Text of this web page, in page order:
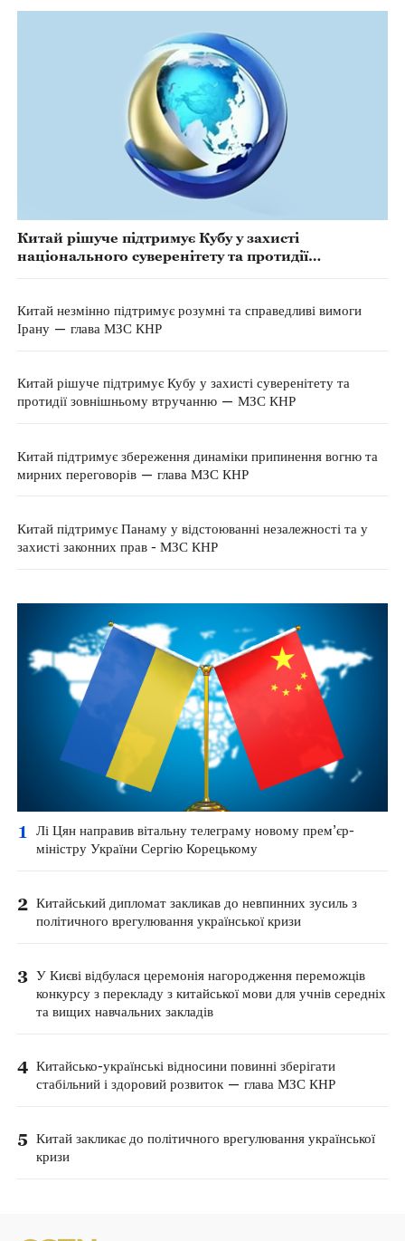
Китай рішуче підтримує Кубу у захисті
національного суверенітету та протидії
Китай незмінно підтримує розумні та справедливі вимоги
Ірану — глава МЗС КНР
Китай рішуче підтримує Кубу у захисті суверенітету та
протидії зовнішньому втручанню — МЗС КНР
Китай підтримує збереження динаміки припинення вогню та
мирних переговорів — глава МЗС КНР
Китай підтримує Панаму у відстоюванні незалежності та у
захисті законних прав - МЗС КНР
1
Лі Цян направив вітальну телеграму новому прем’єр-
міністру України Сергію Корецькому
2 Китайський дипломат закликав до невпинних зусиль з
політичного врегулювання української кризи
3 У Києві відбулася церемонія нагородження переможців
конкурсу з перекладу з китайської мови для учнів середніх
та вищих навчальних закладів
4 Китайсько-українські відносини повинні зберігати
стабільний і здоровий розвиток — глава МЗС КНР
5 Китай закликає до політичного врегулювання української
кризи